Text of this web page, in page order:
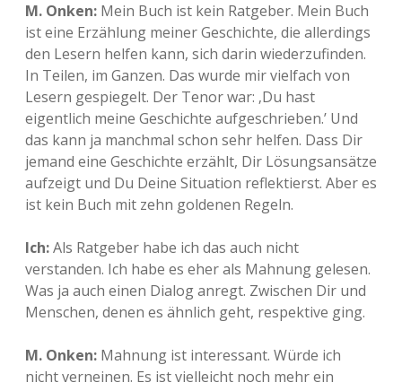
M. Onken: Mein Buch ist kein Ratgeber. Mein Buch
ist eine Erzählung meiner Geschichte, die allerdings
den Lesern helfen kann, sich darin wiederzufinden.
In Teilen, im Ganzen. Das wurde mir vielfach von
Lesern gespiegelt. Der Tenor war: ‚Du hast
eigentlich meine Geschichte aufgeschrieben.’ Und
das kann ja manchmal schon sehr helfen. Dass Dir
jemand eine Geschichte erzählt, Dir Lösungsansätze
aufzeigt und Du Deine Situation reflektierst. Aber es
ist kein Buch mit zehn goldenen Regeln.
Ich:Als Ratgeber habe ich das auch nicht
verstanden. Ich habe es eher als Mahnung gelesen.
Was ja auch einen Dialog anregt. Zwischen Dir und
Menschen, denen es ähnlich geht, respektive ging.
M. Onken: Mahnung ist interessant. Würde ich
nicht verneinen. Es ist vielleicht noch mehr ein